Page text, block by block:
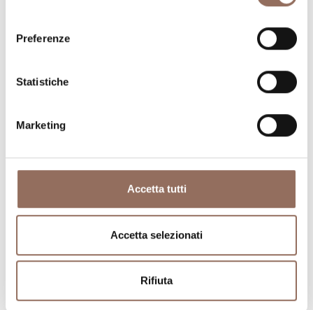
Preferenze
Statistiche
Marketing
Accetta tutti
Accetta selezionati
Rifiuta
Dove dormire Dove mangiare